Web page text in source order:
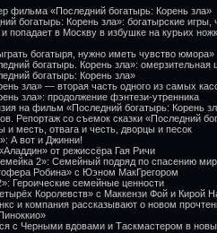
фильма «Последний богатырь: Корень зла»
богатырь: Корень зла»: богатырские
и попадает в Москву в избушке на курьих
богатыря, нужно иметь чувство юмора»
богатырь. Корень зла»: омерзительная
богатырь: Корень зла»
зла» — вторая часть одного из самых
зла»: продолжение фэнтези-утренника
на фильм «Последний богатырь: Корень
Репортаж со съемок сказки «Последний
и месть, отвага и честь, дворцы и песок
А вот и Джинни!
от режиссёра Гая Ричи
2»: Семейный подряд по спасению
Робина» с Юэном МакГрегором
Героические семейные ценности
Королевств» с Маккензи Фой и Кирой
и компания рассказывают о новом
с Черными вдовами и Таскмастером в